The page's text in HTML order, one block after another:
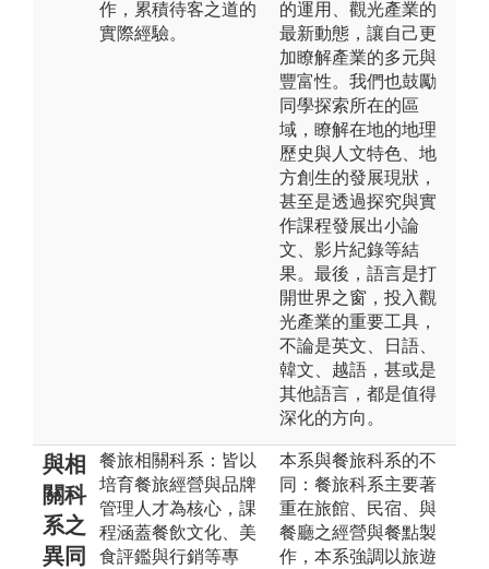
作，累積待客之道的
實際經驗。
的運用、觀光產業的
最新動態，讓自己更
加瞭解產業的多元與
豐富性。我們也鼓勵
同學探索所在的區
域，瞭解在地的地理
歷史與人文特色、地
方創生的發展現狀，
甚至是透過探究與實
作課程發展出小論
文、影片紀錄等結
果。最後，語言是打
開世界之窗，投入觀
光產業的重要工具，
不論是英文、日語、
韓文、越語，甚或是
其他語言，都是值得
深化的方向。
與相
關科
系之
異同
餐旅相關科系：皆以
培育餐旅經營與品牌
管理人才為核心，課
程涵蓋餐飲文化、美
食評鑑與行銷等專
本系與餐旅科系的不
同：餐旅科系主要著
重在旅館、民宿、與
餐廳之經營與餐點製
作，本系強調以旅遊